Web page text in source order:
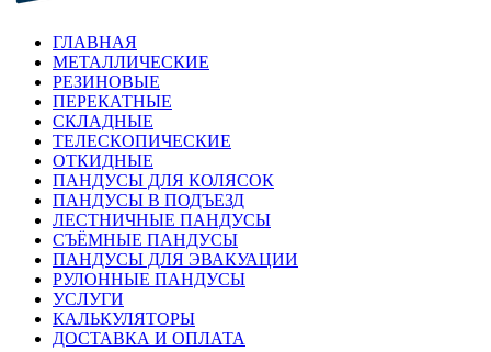
ГЛАВНАЯ
МЕТАЛЛИЧЕСКИЕ
РЕЗИНОВЫЕ
ПЕРЕКАТНЫЕ
СКЛАДНЫЕ
ТЕЛЕСКОПИЧЕСКИЕ
ОТКИДНЫЕ
ПАНДУСЫ ДЛЯ КОЛЯСОК
ПАНДУСЫ В ПОДЪЕЗД
ЛЕСТНИЧНЫЕ ПАНДУСЫ
СЪЁМНЫЕ ПАНДУСЫ
ПАНДУСЫ ДЛЯ ЭВАКУАЦИИ
РУЛОННЫЕ ПАНДУСЫ
УСЛУГИ
КАЛЬКУЛЯТОРЫ
ДОСТАВКА И ОПЛАТА